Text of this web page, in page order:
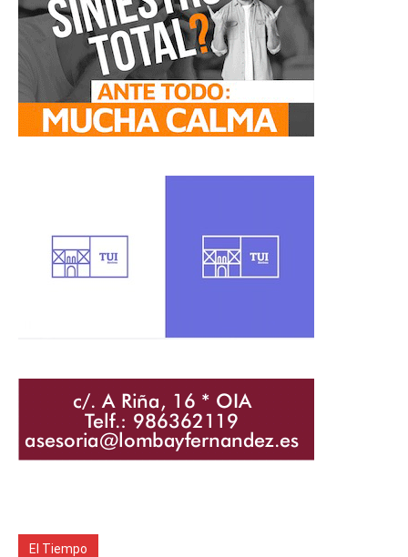
El Tiempo